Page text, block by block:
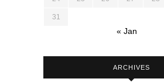
31
« Jan
ARCHIVES